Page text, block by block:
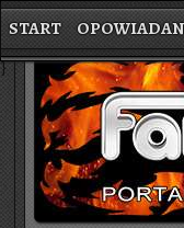
START
}